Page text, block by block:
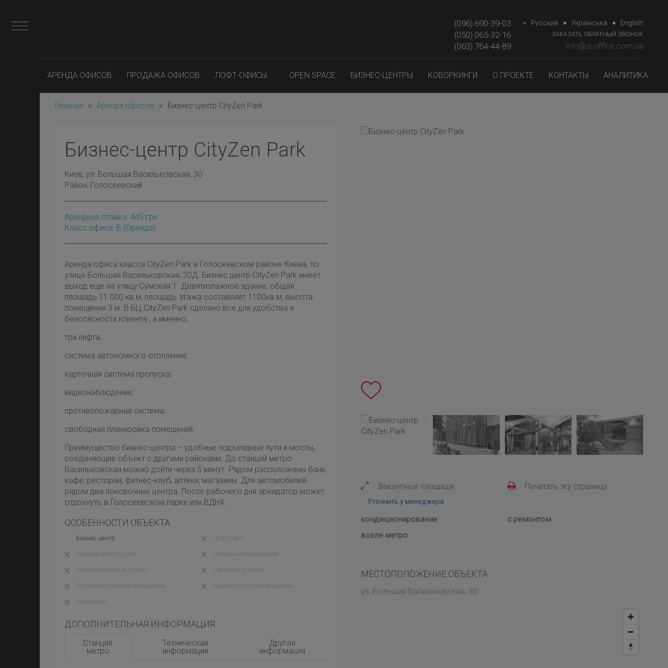
(096) 690-39-03
(050) 065-32-16
(063) 764-44-89‎‎
Русский Українська English
ЗАКАЗАТЬ ОБРАТНЫЙ ЗВОНОК
info@a-office.com.ua
АРЕНДА ОФИСОВ ПРОДАЖА ОФИСОВ ЛОФТ-ОФИСЫ OPEN SPACE БИЗНЕС-ЦЕНТРЫ КОВОРКИНГИ О ПРОЕКТЕ КОНТАКТЫ АНАЛИТИКА
Главная » Аренда офисов » Бизнес-центр CityZen Park
Бизнес-центр CityZen Park
Киев, ул. Большая Васильковская, 30
Район: Голосеевский
Арендная ставка: 445 грн
Класс офиса: B (оренда)
Аренда офиса класса CityZen Park в Голосеевском районе Киева, по
улице Большая Васильковская, 30Д. Бизнес центр CityZen Park имеет
выход еще на улицу Сумская 1. Девятиэтажное здание, общая
площадь 11 000 кв.м, площадь этажа составляет 1100кв.м, высота
помещения 3 м. В БЦ CityZen Park сделано все для удобства и
безопасности клиента , а именно;
три лифта;
система автономного отопления;
карточная система пропуска;
видеонаблюдение;
противопожарная система;
свободная планировка помещений.
Преимущество бизнес-центра – удобные подъездные пути и мосты,
соединяющие объект с другими районами. До станций метро
Васильковская можно дойти через 5 минут. Рядом расположены банк,
кафе, ресторан, фитнес-клуб, аптеки, магазины. Для автомобилей
рядом два поковочных центра. После рабочего дня арендатор может
отдохнуть в Голосеевском парке или ВДНХ.
ОСОБЕННОСТИ ОБЪЕКТА
Бизнес центр Лофт офис
Помещение под офис Складское помещение
Инвестиционный проект Офисный особняк
Производственное помещение Административное здание
Коворкинг
ДОПОЛНИТЕЛЬНАЯ ИНФОРМАЦИЯ
Станция
метро
Техническая
информация
Другая
информация
Вакантные площади:
Уточнить у менеджера
Печатать эту страницу
кондиционирование
с ремонтом
возле метро
МЕСТОПОЛОЖЕНИЕ ОБЪЕКТА
ул. Большая Васильковская, 30